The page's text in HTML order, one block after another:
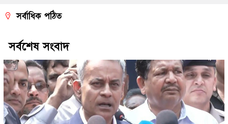
সর্বাধিক পঠিত
সর্বশেষ সংবাদ